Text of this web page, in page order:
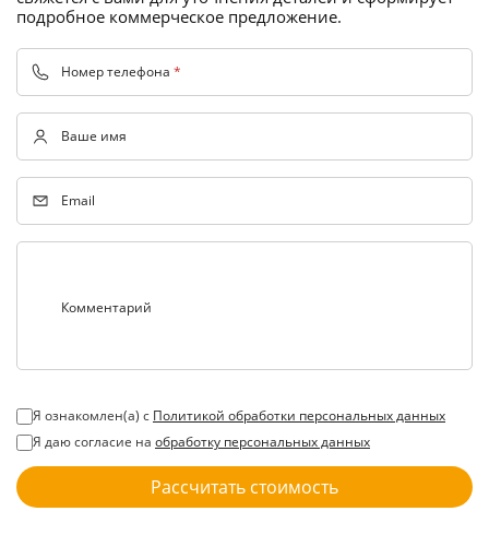
подробное коммерческое предложение.
Номер телефона *
Ваше имя
Email
Комментарий
Я ознакомлен(а) с Политикой обработки персональных данных
Я даю согласие на обработку персональных данных
Рассчитать стоимость